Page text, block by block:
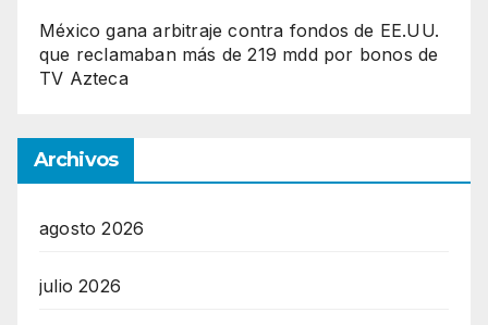
México gana arbitraje contra fondos de EE.UU.
que reclamaban más de 219 mdd por bonos de
TV Azteca
Archivos
agosto 2026
julio 2026